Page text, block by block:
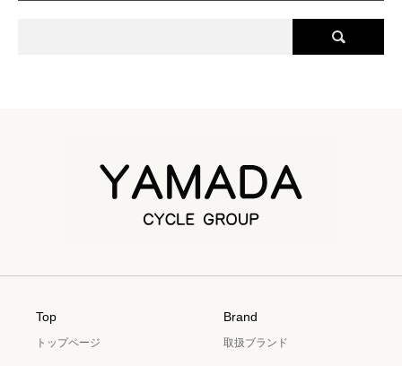
Top
トップページ
Brand
取扱ブランド